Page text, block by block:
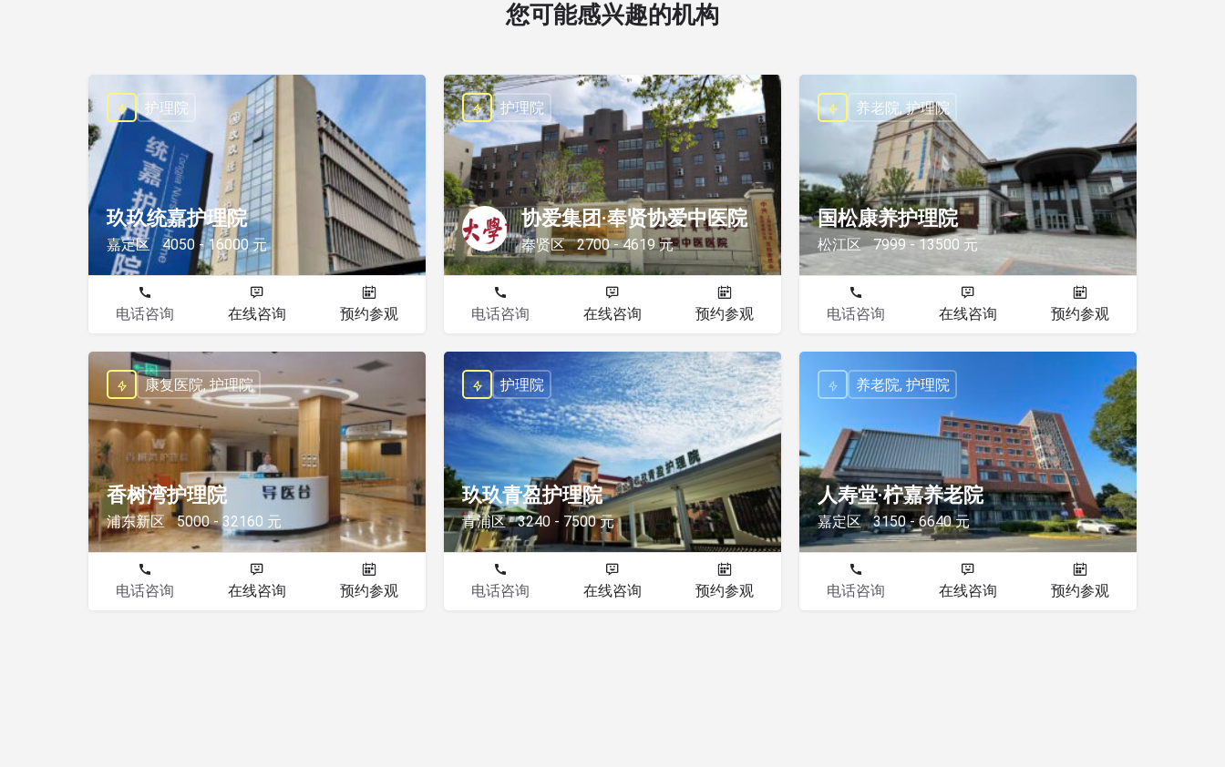
您可能感兴趣的机构
玖玖统嘉护理院
嘉定区 4050 - 16000 元
护理院
电话咨询 在线咨询 预约参观
协爱集团·奉贤协爱中医院
奉贤区 2700 - 4619 元
护理院
电话咨询 在线咨询 预约参观
国松康养护理院
松江区 7999 - 13500 元
养老院, 护理院
电话咨询 在线咨询 预约参观
香树湾护理院
浦东新区 5000 - 32160 元
康复医院, 护理院
电话咨询 在线咨询 预约参观
玖玖青盈护理院
青浦区 3240 - 7500 元
护理院
电话咨询 在线咨询 预约参观
人寿堂·柠嘉养老院
嘉定区 3150 - 6640 元
养老院, 护理院
电话咨询 在线咨询 预约参观